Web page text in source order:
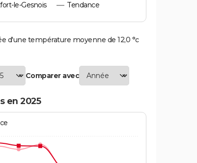
le-Gesnois Tendance
d'une température moyenne de 12,0 °c
Comparer avec
en 2025